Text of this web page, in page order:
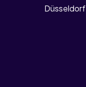
Düsseldorf